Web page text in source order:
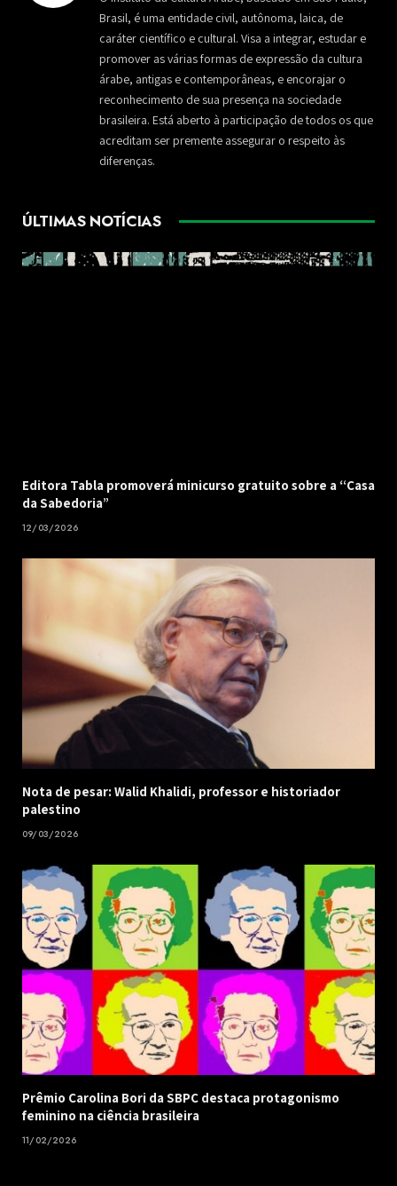
Brasil, é uma entidade civil, autônoma, laica, de
caráter científico e cultural. Visa a integrar, estudar e
promover as várias formas de expressão da cultura
árabe, antigas e contemporâneas, e encorajar o
reconhecimento de sua presença na sociedade
brasileira. Está aberto à participação de todos os que
acreditam ser premente assegurar o respeito às
diferenças.
ÚLTIMAS NOTÍCIAS
Editora Tabla promoverá minicurso gratuito sobre a “Casa
da Sabedoria”
12/03/2026
Nota de pesar: Walid Khalidi, professor e historiador
palestino
09/03/2026
Prêmio Carolina Bori da SBPC destaca protagonismo
feminino na ciência brasileira
11/02/2026